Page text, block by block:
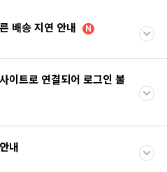
배송 지연 안내
N
이트로 연결되어 로그인 불
내